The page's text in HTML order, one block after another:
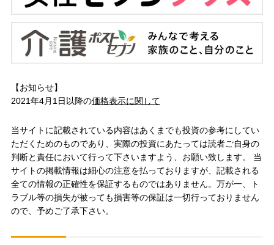
【お知らせ】
2021年4月1日以降の価格表示に関して
当サイトに記載されている内容はあくまでも投資の参考にしてい
ただくためのものであり、実際の投資にあたっては読者ご自身の
判断と責任において行って下さいますよう、お願い致します。 当
サイトの掲載情報は細心の注意を払っておりますが、記載される
全ての情報の正確性を保証するものではありません。万が一、ト
ラブル等の損失が被っても損害等の保証は一切行っておりません
ので、予めご了承下さい。